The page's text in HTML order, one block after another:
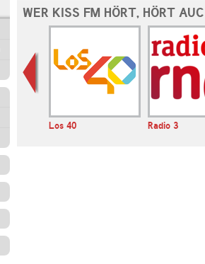
WER KISS FM HÖRT, HÖRT
Los 40 Radio 3